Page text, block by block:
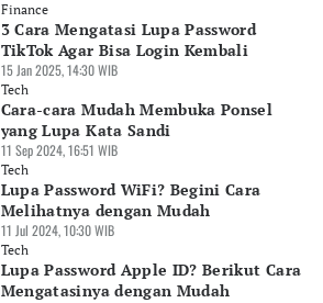
Finance
3 Cara Mengatasi Lupa Password
TikTok Agar Bisa Login Kembali
15 Jan 2025, 14:30 WIB
Tech
Cara-cara Mudah Membuka Ponsel
yang Lupa Kata Sandi
11 Sep 2024, 16:51 WIB
Tech
Lupa Password WiFi? Begini Cara
Melihatnya dengan Mudah
11 Jul 2024, 10:30 WIB
Tech
Lupa Password Apple ID? Berikut Cara
Mengatasinya dengan Mudah